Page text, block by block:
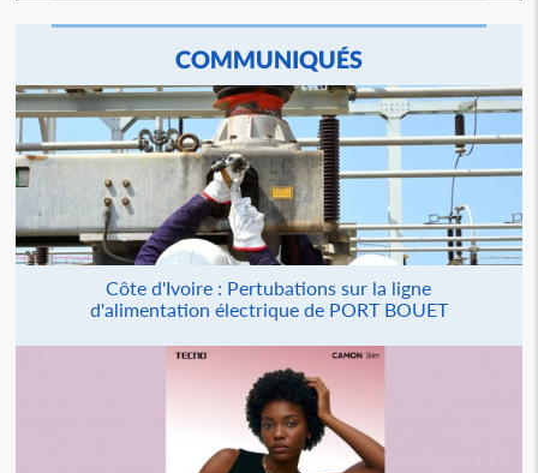
COMMUNIQUÉS
Côte d'Ivoire : Pertubations sur la ligne
d'alimentation électrique de PORT BOUET